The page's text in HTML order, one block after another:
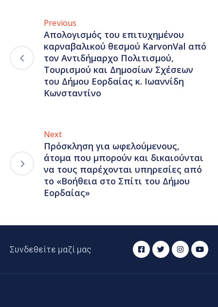
Previous
Απολογισμός του επιτυχημένου
καρναβαλικού θεσμού KarvonVal από
τον Αντιδήμαρχο Πολιτισμού,
Τουρισμού και Δημοσίων Σχέσεων
του Δήμου Εορδαίας κ. Ιωαννίδη
Κωνσταντίνο
Next
Πρόσκληση για ωφελούμενους,
άτομα που μπορούν και δικαιούνται
να τους παρέχονται υπηρεσίες από
το «Βοήθεια στο Σπίτι του Δήμου
Εορδαίας»
Συνδεθείτε μαζί μας